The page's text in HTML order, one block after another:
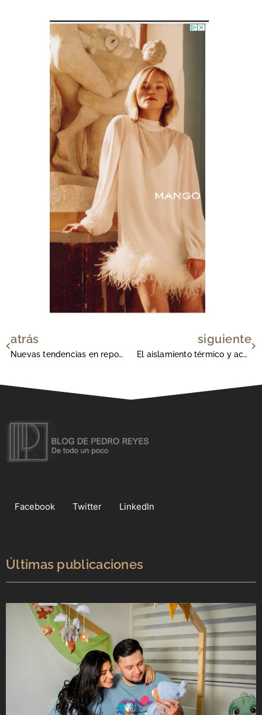
Ant
atrás
Nuevas tendencias en repostería
siguiente
El aislamiento térmico y acústico se demanda cada vez más
Facebook Twitter LinkedIn
Últimas publicaciones